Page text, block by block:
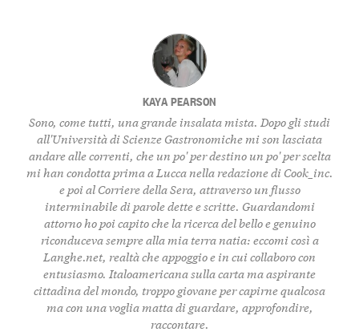
KAYA PEARSON
Sono, come tutti, una grande insalata mista. Dopo gli studi
all'Università di Scienze Gastronomiche mi son lasciata
andare alle correnti, che un po' per destino un po' per scelta
mi han condotta prima a Lucca nella redazione di Cook_inc.
e poi al Corriere della Sera, attraverso un flusso
interminabile di parole dette e scritte. Guardandomi
attorno ho poi capito che la ricerca del bello e genuino
riconduceva sempre alla mia terra natia: eccomi così a
Langhe.net, realtà che appoggio e in cui collaboro con
entusiasmo. Italoamericana sulla carta ma aspirante
cittadina del mondo, troppo giovane per capirne qualcosa
ma con una voglia matta di guardare, approfondire,
raccontare.